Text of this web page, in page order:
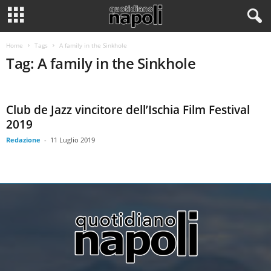
Home Tags A family in the Sinkhole
Tag: A family in the Sinkhole
Club de Jazz vincitore dell’Ischia Film Festival
2019
Redazione - 11 Luglio 2019